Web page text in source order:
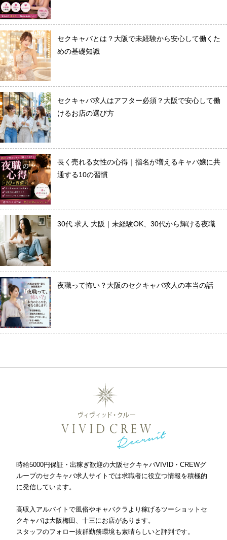
› 衣装・ドレス・靴 無料貸出しOK!
› お酒が飲めなくてもOK
› お給料明細公開中!
› 家具家電付デザイナーズマンション完備
› お給料日払い 即日払いOK!
› 人事部について
› アリバイ対策万全
› 個人ロッカーキレイな更衣室完備
› ニュース・トピックス
› お仕事コラム
› 先輩たちの声
› 30歳からのママワーク
› 用語集
› カンタン♪LINE面接
› 卒業生の声
› 働く女性の「お給料明細」公開中
› ご応募・お問い合わせ
› サイトマップ
› グループサイト
› 店舗スタッフ求人
セクキャバとは？大阪で未経験から安心して働くた
めの基礎知識
セクキャバ求人はアフター必須？大阪で安心して働
けるお店の選び方
長く売れる女性の心得｜指名が増えるキャバ嬢に共
通する10の習慣
30代 求人 大阪｜未経験OK、30代から輝ける夜職
夜職って怖い？大阪のセクキャバ求人の本当の話
時給5000円保証・出稼ぎ歓迎の大阪セクキャバVIVID・CREWグ
ループのセクキャバ求人サイトでは求職者に役立つ情報を積極的
に発信しています。
高収入アルバイトで風俗やキャバクラより稼げるツーショットセ
クキャバは大阪梅田、十三にお店があります。
スタッフのフォロー抜群勤務環境も素晴らしいと評判です。